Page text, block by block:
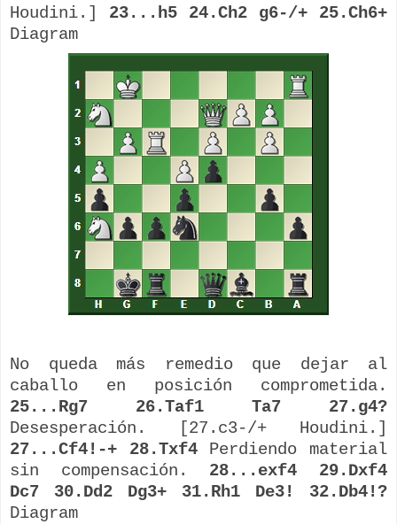
Houdini.] 23...h5 24.Ch2 g6-/+ 25.Ch6+
Diagram
No queda más remedio que dejar al
caballo en posición comprometida.
25...Rg7 26.Taf1 Ta7 27.g4?
Desesperación. [27.c3-/+ Houdini.]
27...Cf4!-+ 28.Txf4 Perdiendo material
sin compensación. 28...exf4 29.Dxf4
Dc7 30.Dd2 Dg3+ 31.Rh1 De3! 32.Db4!?
Diagram